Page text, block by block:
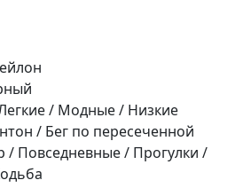
/ Модные / Низкие
/ Бег по пересеченной
/ Повседневные / Прогулки /